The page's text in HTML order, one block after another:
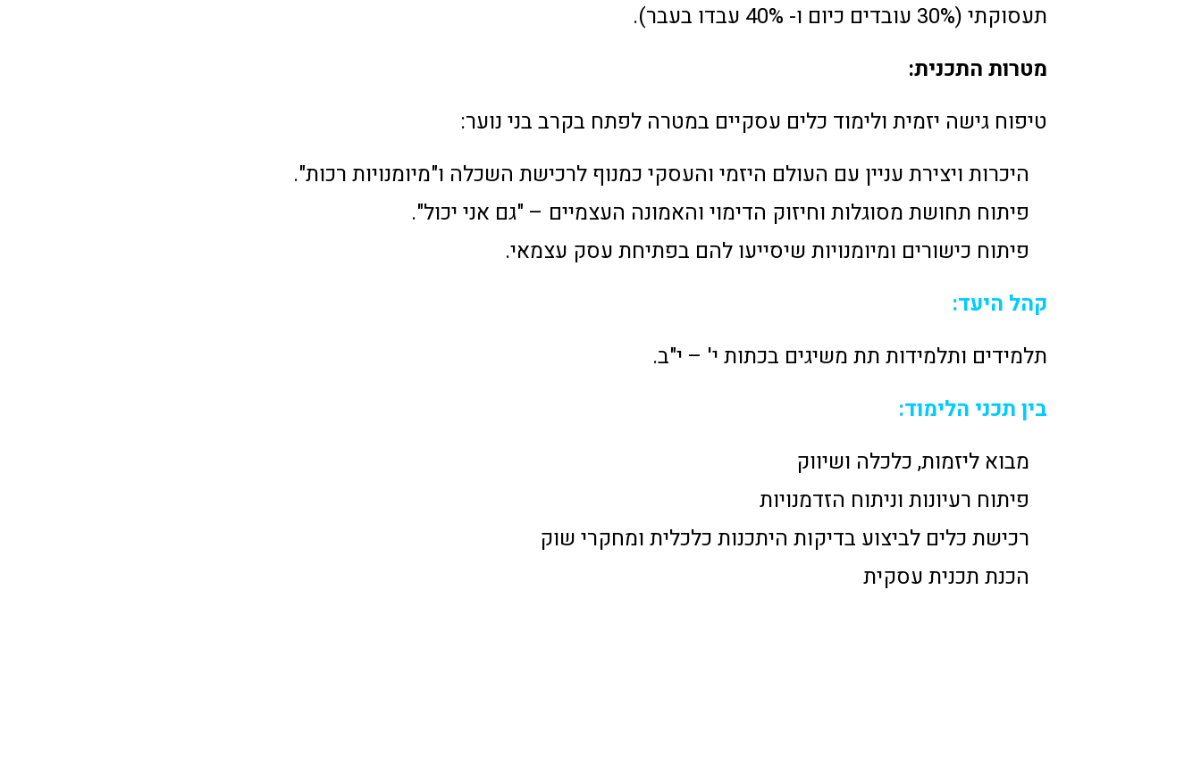
תעסוקתי (30% עובדים כיום ו- 40% עבדו בעבר).
מטרות התכנית:
טיפוח גישה יזמית ולימוד כלים עסקיים במטרה לפתח בקרב בני נוער:
היכרות ויצירת עניין עם העולם היזמי והעסקי כמנוף לרכישת השכלה ו"מיומנויות רכות".
פיתוח תחושת מסוגלות וחיזוק הדימוי והאמונה העצמיים – "גם אני יכול".
פיתוח כישורים ומיומנויות שיסייעו להם בפתיחת עסק עצמאי.
קהל היעד:
תלמידים ותלמידות תת משיגים בכתות י' – י"ב.
בין תכני הלימוד:
מבוא ליזמות, כלכלה ושיווק
פיתוח רעיונות וניתוח הזדמנויות
רכישת כלים לביצוע בדיקות היתכנות כלכלית ומחקרי שוק
הכנת תכנית עסקית